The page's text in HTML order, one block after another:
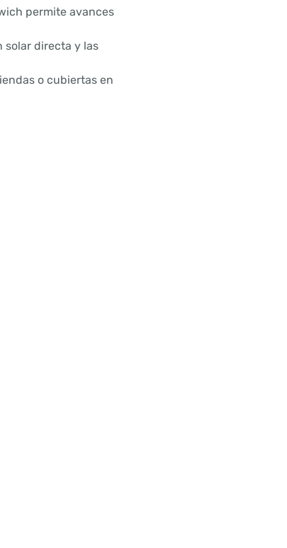
permite avances
solar directa y las
o cubiertas en